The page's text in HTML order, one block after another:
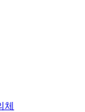
체